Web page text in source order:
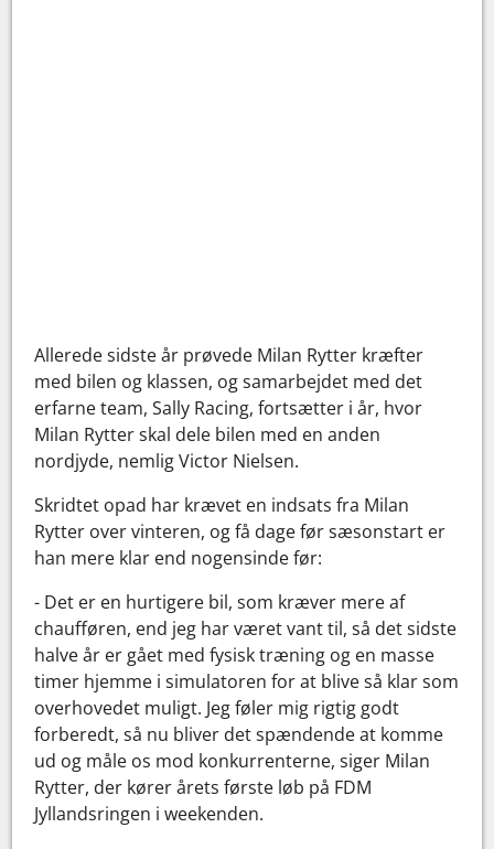
Allerede sidste år prøvede Milan Rytter kræfter
med bilen og klassen, og samarbejdet med det
erfarne team, Sally Racing, fortsætter i år, hvor
Milan Rytter skal dele bilen med en anden
nordjyde, nemlig Victor Nielsen.
Skridtet opad har krævet en indsats fra Milan
Rytter over vinteren, og få dage før sæsonstart er
han mere klar end nogensinde før:
- Det er en hurtigere bil, som kræver mere af
chaufføren, end jeg har været vant til, så det sidste
halve år er gået med fysisk træning og en masse
timer hjemme i simulatoren for at blive så klar som
overhovedet muligt. Jeg føler mig rigtig godt
forberedt, så nu bliver det spændende at komme
ud og måle os mod konkurrenterne, siger Milan
Rytter, der kører årets første løb på FDM
Jyllandsringen i weekenden.